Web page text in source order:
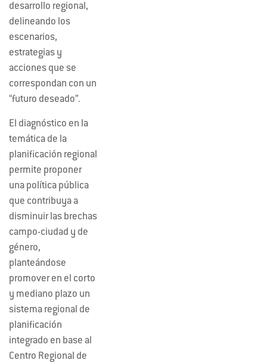
desarrollo regional,
delineando los
escenarios,
estrategias y
acciones que se
correspondan con un
“futuro deseado”.
El diagnóstico en la
temática de la
planificación regional
permite proponer
una política pública
que contribuya a
disminuir las brechas
campo-ciudad y de
género,
planteándose
promover en el corto
y mediano plazo un
sistema regional de
planificación
integrado en base al
Centro Regional de